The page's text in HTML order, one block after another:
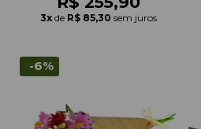
3x de R$ 85,30 sem juros
-6%